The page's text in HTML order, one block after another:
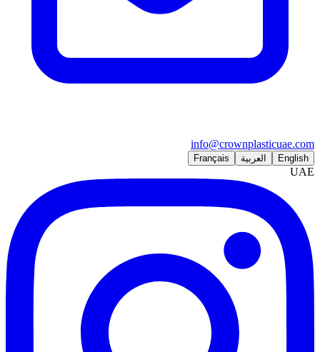
info@crownplasticuae.com
English العربية Français
UAE